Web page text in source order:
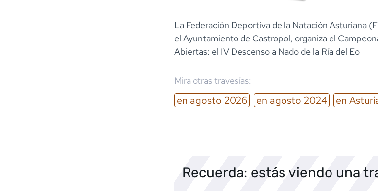
La Federación Deportiva de la Natación Asturiana
el Ayuntamiento de Castropol, organiza el
Abiertas: el IV Descenso a Nado de la Ría del Eo
Mira otras travesías:
en agosto 2026 en agosto 2024 en
Recuerda: estás viendo una